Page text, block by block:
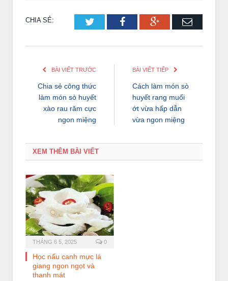
CHIA SẺ: TwitterFacebookGoogle+Email
BÀI VIẾT TRƯỚC
Chia sẻ công thức
làm món sò huyết
xào rau răm cực
ngon miệng
BÀI VIẾT TIẾP
Cách làm món sò
huyết rang muối
ớt vừa hấp dẫn
vừa ngon miệng
XEM THÊM BÀI VIẾT
THÁNG 6 5, 2025 0
Học nấu canh mực lá
giang ngon ngọt và
thanh mát